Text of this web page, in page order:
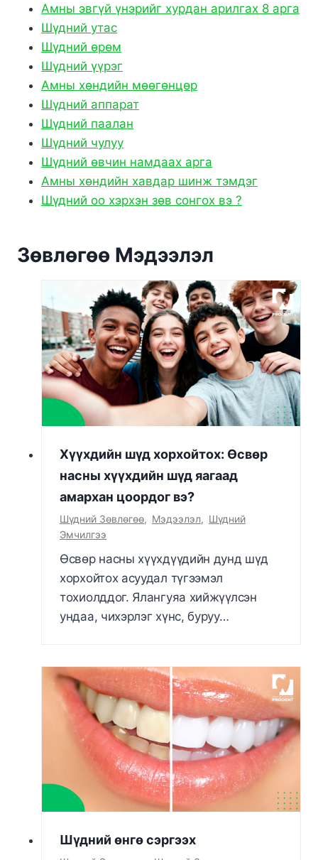
Амны эвгүй үнэрийг хурдан арилгах 8 арга
Шүдний утас
Шүдний өрөм
Шүдний үүрэг
Амны хөндийн мөөгөнцөр
Шүдний аппарат
Шүдний паалан
Шүдний чулуу
Шүдний өвчин намдаах арга
Амны хөндийн хавдар шинж тэмдэг
Шүдний оо хэрхэн зөв сонгох вэ ?
Зөвлөгөө Мэдээлэл
Хүүхдийн шүд хорхойтох: Өсвөр
насны хүүхдийн шүд яагаад
амархан цоордог вэ?
Шүдний Зөвлөгөө, Мэдээлэл, Шүдний
Эмчилгээ
Өсвөр насны хүүхдүүдийн дунд шүд
хорхойтох асуудал түгээмэл
тохиолддог. Ялангуяа хийжүүлсэн
ундаа, чихэрлэг хүнс, буруу…
Шүдний өнгө сэргээх